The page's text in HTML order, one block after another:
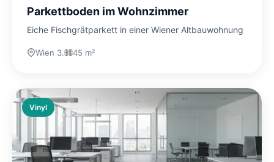
Parkettboden im Wohnzimmer
Eiche Fischgrätparkett in einer Wiener Altbauwohnung
Wien 3. 45 m²
Vinyl